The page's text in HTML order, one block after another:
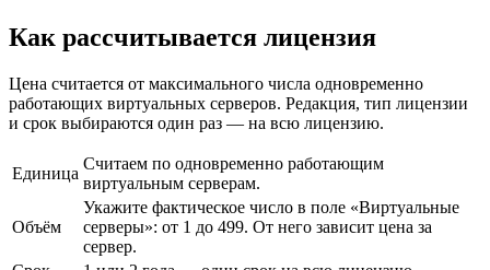
Как рассчитывается лицензия
Цена считается от максимального числа одновременно
работающих виртуальных серверов. Редакция, тип лицензии
и срок выбираются один раз — на всю лицензию.
Единица
Считаем по одновременно работающим
виртуальным серверам.
Объём
Укажите фактическое число в поле «Виртуальные
серверы»: от 1 до 499. От него зависит цена за
сервер.